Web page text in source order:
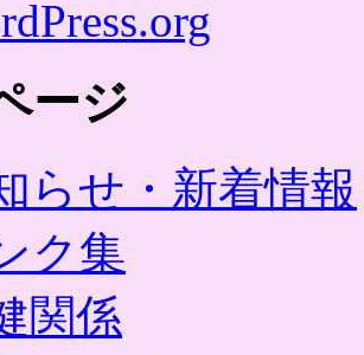
ージ
らせ・新着情報
ク集
関係